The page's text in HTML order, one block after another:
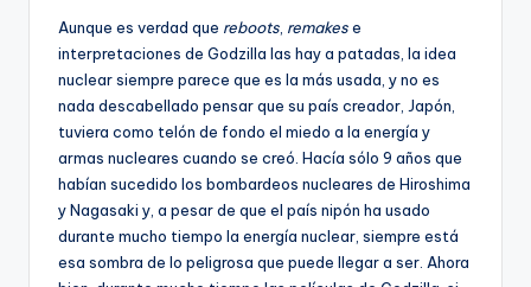
Aunque es verdad que reboots remakese
interpretaciones de Godzilla las hay a patadas, la idea
nuclear siempre parece que es la más usada, y no es
nada descabellado pensar que su país creador, Japón,
tuviera como telón de fondo el miedo a la energía y
armas nucleares cuando se creó. Hacía sólo 9 años que
habían sucedido los bombardeos nucleares de Hiroshima
y Nagasaki y, a pesar de que el país nipón ha usado
durante mucho tiempo la energía nuclear, siempre está
esa sombra de lo peligrosa que puede llegar a ser. Ahora